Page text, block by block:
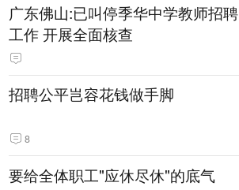
广东佛山:已叫停季华中学教师招聘
工作 开展全面核查
招聘公平岂容花钱做手脚
8
要给全体职工"应休尽休"的底气